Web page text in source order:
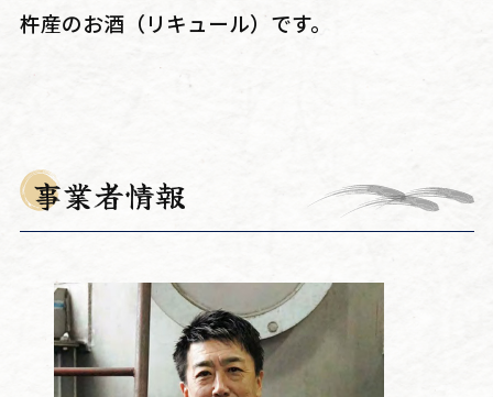
杵産のお酒（リキュール）です。
事業者情報